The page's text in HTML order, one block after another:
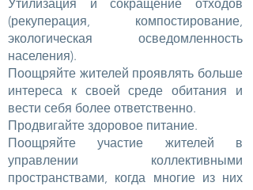
Утилизация и сокращение отходов
(рекуперация, компостирование,
экологическая осведомленность
населения).
Поощряйте жителей проявлять больше
интереса к своей среде обитания и
вести себя более ответственно.
Продвигайте здоровое питание.
Поощряйте участие жителей в
управлении коллективными
пространствами, когда многие из них